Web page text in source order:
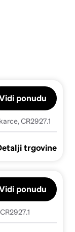
CR2927.1
ponudu
trgovine
ponudu